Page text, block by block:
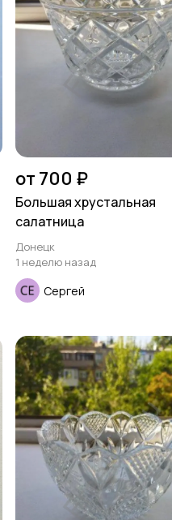
от 700 ₽
Большая хрустальная
салатница
Донецк
1 неделю назад
Сергей